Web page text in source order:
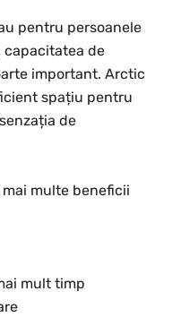
pentru persoanele
capacitatea de
important. Arctic
spațiu pentru
de
multe beneficii
mult timp